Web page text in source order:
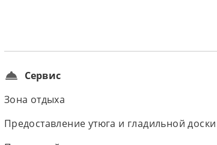
Сервис
Зона отдыха
Предоставление утюга и гладильной доски